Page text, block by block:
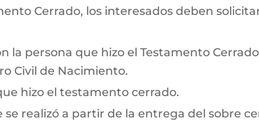
Cerrado, los interesados deben
la persona que hizo el Testamento
Civil de Nacimiento.
hizo el testamento cerrado.
realizó a partir de la entrega del sobre